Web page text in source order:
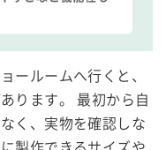
ールームへ行くと、
ります。 最初から自
く、実物を確認しな